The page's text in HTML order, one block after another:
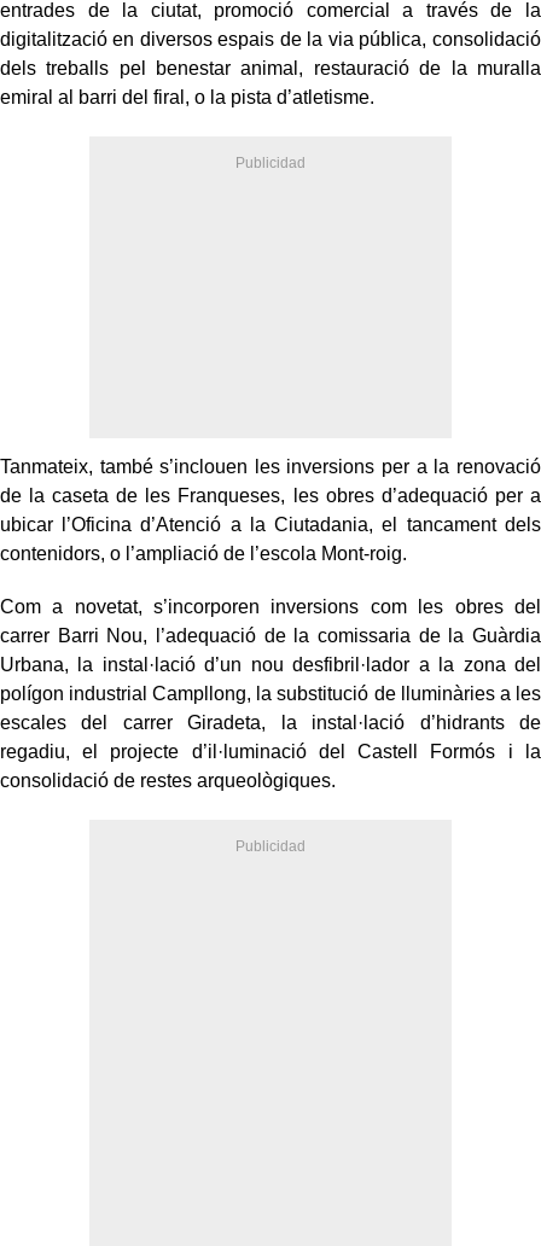
entrades de la ciutat, promoció comercial a través de la
digitalització en diversos espais de la via pública, consolidació
dels treballs pel benestar animal, restauració de la muralla
emiral al barri del firal, o la pista d’atletisme.
Tanmateix, també s’inclouen les inversions per a la renovació
de la caseta de les Franqueses, les obres d’adequació per a
ubicar l’Oficina d’Atenció a la Ciutadania, el tancament dels
contenidors, o l’ampliació de l’escola Mont-roig.
Com a novetat, s’incorporen inversions com les obres del
carrer Barri Nou, l’adequació de la comissaria de la Guàrdia
Urbana, la instal·lació d’un nou desfibril·lador a la zona del
polígon industrial Campllong, la substitució de lluminàries a les
escales del carrer Giradeta, la instal·lació d’hidrants de
regadiu, el projecte d’il·luminació del Castell Formós i la
consolidació de restes arqueològiques.